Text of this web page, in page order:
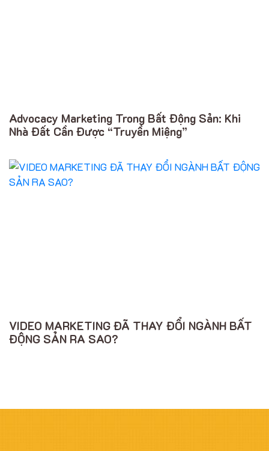
Advocacy Marketing Trong Bất Động Sản: Khi
Nhà Đất Cần Được “Truyền Miệng”
VIDEO MARKETING ĐÃ THAY ĐỔI NGÀNH BẤT
ĐỘNG SẢN RA SAO?